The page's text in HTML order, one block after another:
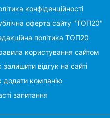
конфіденційності
оферта сайту "ТОП20"
політика ТОП20
користування сайтом
залишити відгук на сайті
додати компанію
запитання